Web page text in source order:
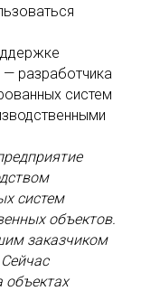
разработчика
систем
систем
объектов.
заказчиком